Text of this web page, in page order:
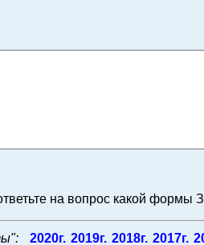
на вопрос какой формы
2020г. 2019г. 2018г. 2017г.